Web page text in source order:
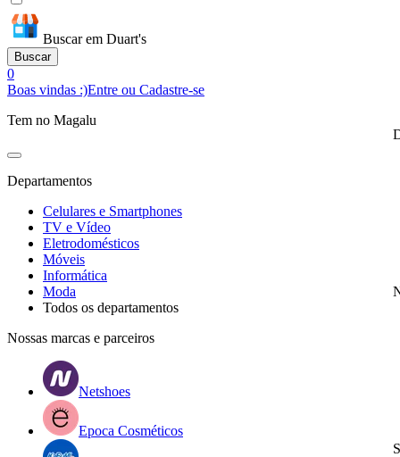
Buscar em Duart's
Buscar
0
Boas vindas :)Entre ou Cadastre-se
Tem no Magalu
Departamentos
Celulares e Smartphones
TV e Vídeo
Eletrodomésticos
Móveis
Informática
Moda
Todos os departamentos
Nossas marcas e parceiros
Netshoes
Epoca Cosméticos